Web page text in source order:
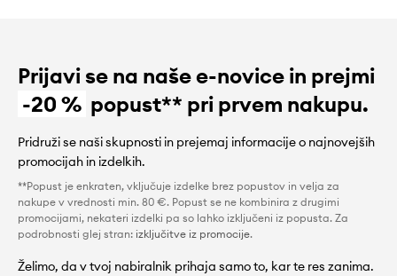
Prijavi se na naše e-novice in prejmi
-20 % popust** pri prvem nakupu.
Pridruži se naši skupnosti in prejemaj informacije o najnovejših
promocijah in izdelkih.
**Popust je enkraten, vključuje izdelke brez popustov in velja za
nakupe v vrednosti min. 80 €. Popust se ne kombinira z drugimi
promocijami, nekateri izdelki pa so lahko izključeni iz popusta. Za
podrobnosti glej stran: izključitve iz promocije.
Želimo, da v tvoj nabiralnik prihaja samo to, kar te res zanima.